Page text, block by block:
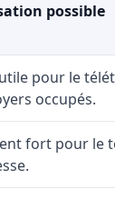
possible
pour le
occupés.
fort pour le